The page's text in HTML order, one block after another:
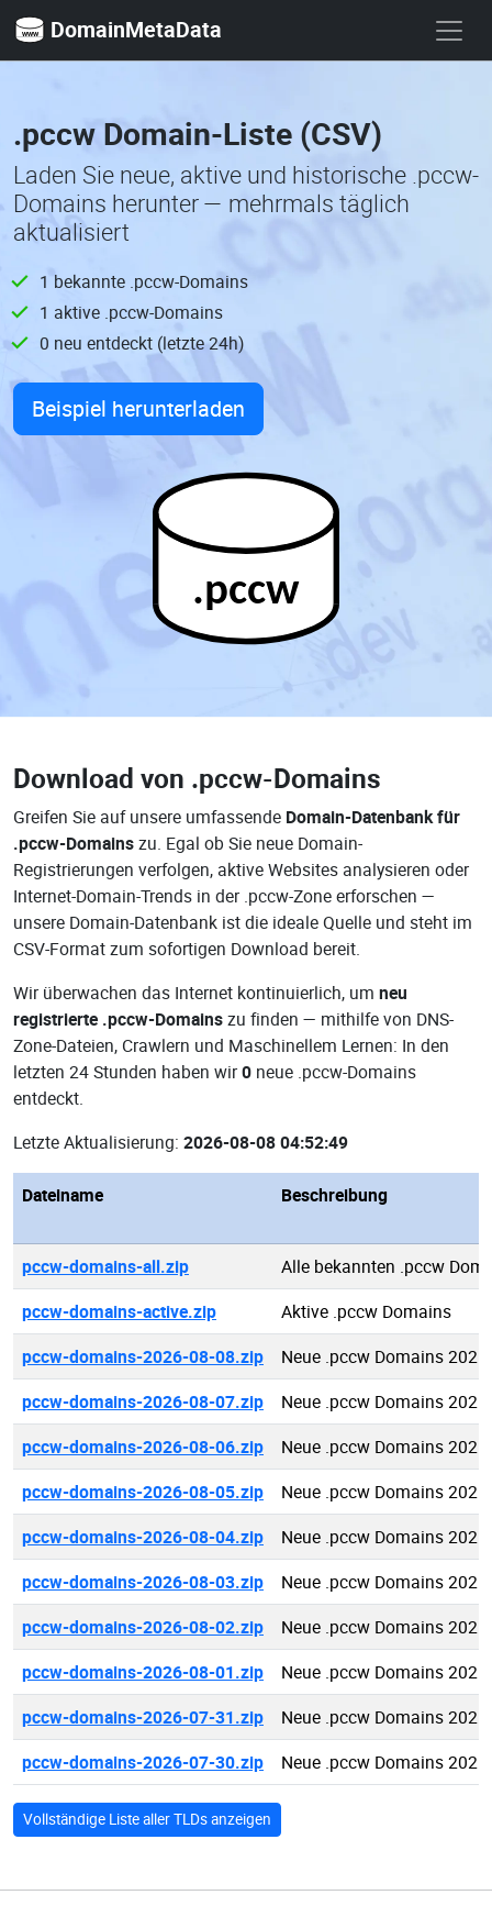
DomainMetaData
.pccw Domain-Liste (CSV)
Laden Sie neue, aktive und historische .pccw-
Domains herunter — mehrmals täglich
aktualisiert
1 bekannte .pccw-Domains
1 aktive .pccw-Domains
0 neu entdeckt (letzte 24h)
Beispiel herunterladen
.pccw
Download von .pccw-Domains
Greifen Sie auf unsere umfassende Domain-Datenbank für
.pccw-Domainszu. Egal ob Sie neue Domain-
Registrierungen verfolgen, aktive Websites analysieren oder
Internet-Domain-Trends in der .pccw-Zone erforschen —
unsere Domain-Datenbank ist die ideale Quelle und steht im
CSV-Format zum sofortigen Download bereit.
Wir überwachen das Internet kontinuierlich, um neu
registrierte .pccw-Domainszu finden — mithilfe von DNS-
Zone-Dateien, Crawlern und Maschinellem Lernen: In den
letzten 24 Stunden haben wir0 neue .pccw-Domains
entdeckt.
Letzte Aktualisierung: 2026-08-08 04:52:49
Dateiname Beschreibung
pccw-domains-all.zip
Alle bekannten .pccw
pccw-domains-active.zip
Aktive .pccw Domains
pccw-domains-2026-08-08.zip
Neue .pccw Domains
pccw-domains-2026-08-07.zip
Neue .pccw Domains
pccw-domains-2026-08-06.zip
Neue .pccw Domains
pccw-domains-2026-08-05.zip
Neue .pccw Domains
pccw-domains-2026-08-04.zip
Neue .pccw Domains
pccw-domains-2026-08-03.zip
Neue .pccw Domains
pccw-domains-2026-08-02.zip
Neue .pccw Domains
pccw-domains-2026-08-01.zip
Neue .pccw Domains
pccw-domains-2026-07-31.zip
Neue .pccw Domains
pccw-domains-2026-07-30.zip
Neue .pccw Domains
Vollständige Liste aller TLDs anzeigen